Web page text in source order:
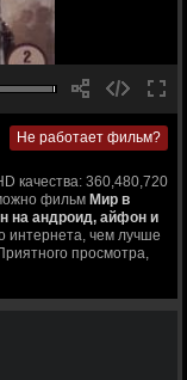
Не работает фильм?
качества: 360,480,720
фильмМир в
на андроид, айфон и
интернета, чем лучше
просмотра,